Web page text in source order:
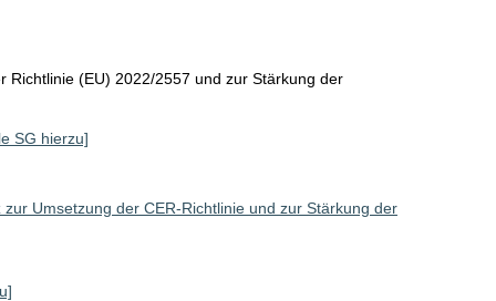
Richtlinie (EU) 2022/2557 und zur Stärkung der
SG hierzu]
zur Umsetzung der CER-Richtlinie und zur Stärkung der